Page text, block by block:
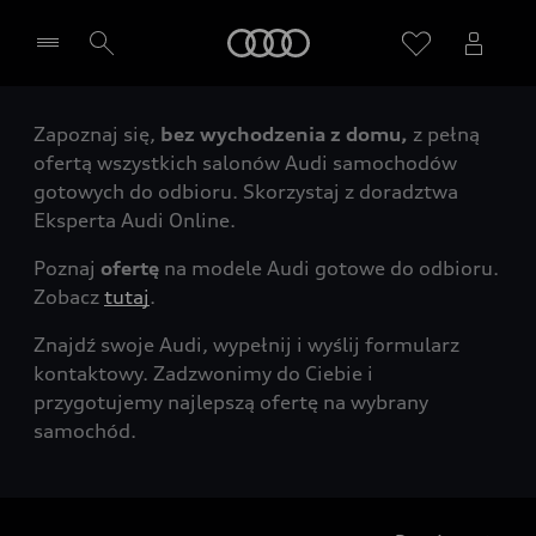
Wybierz Twojego Partnera Audi
Zapoznaj się, bez wychodzenia z domu, z pełną
ofertą wszystkich salonów Audi samochodów
gotowych do odbioru. Skorzystaj z doradztwa
Eksperta Audi Online.
Poznaj ofertę na modele Audi gotowe do odbioru.
Zobacz tutaj.
Znajdź swoje Audi, wypełnij i wyślij formularz
kontaktowy. Zadzwonimy do Ciebie i
przygotujemy najlepszą ofertę na wybrany
samochód.